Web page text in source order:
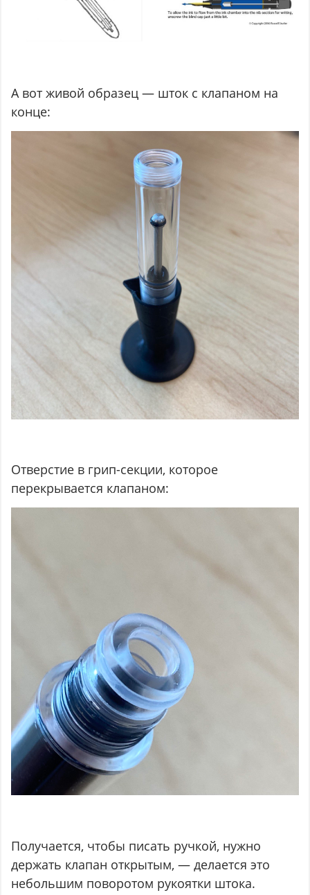
А вот живой образец — шток с клапаном на
конце:
Отверстие в грип-секции, которое
перекрывается клапаном:
Получается, чтобы писать ручкой, нужно
держать клапан открытым, — делается это
небольшим поворотом рукоятки штока.